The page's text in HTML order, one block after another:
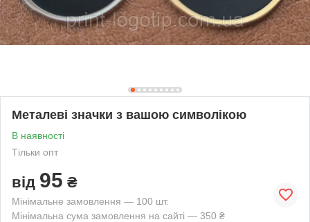
Металеві значки з вашою символікою
В наявності
Тільки опт
від 95 ₴
Мінімальне замовлення — 100 шт.
Мінімальна сума замовлення на сайті — 350 ₴